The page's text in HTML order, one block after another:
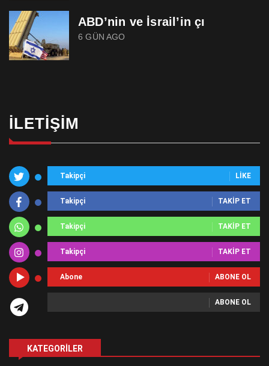
ABD’nin ve İsrail’in çı
6 GÜN AGO
İLETIŞIM
Takipçi LIKE
Takipçi TAKIP ET
Takipçi TAKIP ET
Takipçi TAKIP ET
Abone ABONE OL
ABONE OL
KATEGORILER